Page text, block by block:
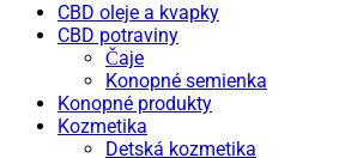
CBD oleje a kvapky
CBD potraviny
Čaje
Konopné semienka
Konopné produkty
Kozmetika
Detská kozmetika